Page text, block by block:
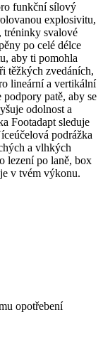
funkční sílový
explosivitu,
tréninky svalové
po celé délce
aby ti pomohla
těžkých zvedáních,
lineární a vertikální
patě, aby se
odolnost a
Footadapt sleduje
podrážka
a vlhkých
lezení po laně, box
v tvém výkonu.
opotřebení